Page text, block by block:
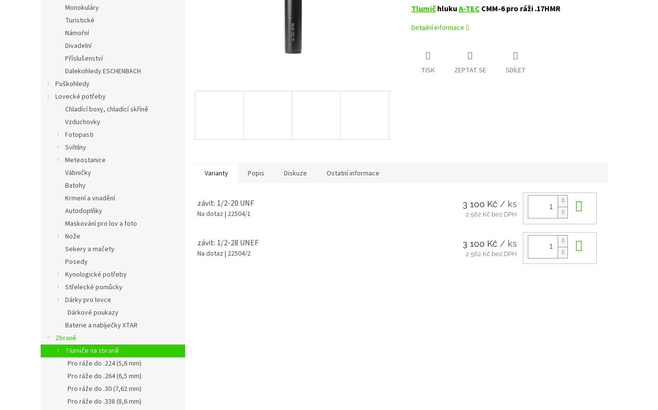
Monokuláry
Turistické
Námořní
Divadelní
Příslušenství
Dalekohledy ESCHENBACH
Puškohledy
Lovecké potřeby
Chladící boxy, chladící skříně
Vzduchovky
Fotopasti
Svítilny
Meteostanice
Vábničky
Batohy
Krmení a vnadění
Autodoplňky
Maskování pro lov a foto
Nože
Sekery a mačety
Posedy
Kynologické potřeby
Střelecké pomůcky
Dárky pro lovce
Dárkové poukazy
Baterie a nabíječky XTAR
Zbraně
Tlumiče na zbraně
Pro ráže do .224 (5,6 mm)
Pro ráže do .264 (6,5 mm)
Pro ráže do .30 (7,62 mm)
Pro ráže do .338 (8,6 mm)
TlumičhlukuA-TECCMM-6 pro ráži .17HMR
Detailní informace
TISK ZEPTAT SE SDÍLET
Varianty Popis Diskuze Ostatní informace
závit: 1/2-20 UNF
Na dotaz | 22504/1
3 100 Kč / ks
2 562 Kč bez DPH
závit: 1/2-28 UNEF
Na dotaz | 22504/2
3 100 Kč / ks
2 562 Kč bez DPH